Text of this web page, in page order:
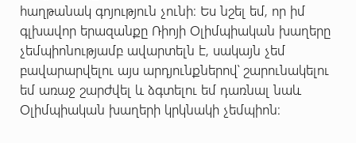
հաղթանակ գոյություն չունի: Ես նշել եմ, որ իմ
գլխավոր երազանքը Ռիոյի Օլիմպիական խաղերը
չեմպիոնությամբ ավարտելն է, սակայն չեմ
բավարարվելու այս արդյունքներով՝ շարունակելու
եմ առաջ շարժվել և ձգտելու եմ դառնալ նաև
Օլիմպիական խաղերի կրկնակի չեմպիոն: